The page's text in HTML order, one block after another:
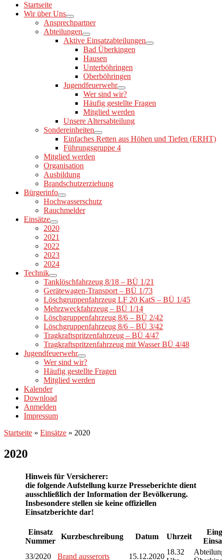
Startseite
Wir über Uns
Ansprechpartner
Abteilungen
Aktive Einsatzabteilungen
Bad Überkingen
Hausen
Unterböhringen
Oberböhringen
Jugendfeuerwehr
Wer sind wir?
Häufig gestellte Fragen
Mitglied werden
Unsere Altersabteilung
Sondereinheiten
Einfaches Retten aus Höhen und Tiefen (ERHT)
Führungsgruppe 4
Mitglied werden
Organisation
Ausbildung
Brandschutzerziehung
Bürgerinfo
Hochwasserschutz
Rauchmelder
Einsätze
2020
2021
2022
2023
2024
Technik
Tanklöschfahrzeug 8/18 – BÜ 1/21
Gerätewagen-Transport – BÜ 1/73
Löschgruppenfahrzeug LF 20 KatS – BÜ 1/45
Mehrzweckfahrzeug – BÜ 1/14
Löschgruppenfahrzeug 8/6 – BÜ 2/42
Löschgruppenfahrzeug 8/6 – BÜ 3/42
Tragkraftspritzenfahrzeug – BÜ 4/47
Tragkraftspritzenfahrzeug mit Wasser BÜ 4/48
Jugendfeuerwehr
Wer sind wir?
Häufig gestellte Fragen
Mitglied werden
Kalender
Download
Anmelden
Impressum
Startseite » Einsätze » 2020
2020
Hinweis für Versicherer:
die folgende Aufstellung kurze Presseberichte dient
ausschließlich der Information der Bevölkerung.
Insbesondere stellen sie keine offiziellen
Einsatzberichte dar!
Einsatz
Nummer
Kurzbeschreibung Datum Uhrzeit
33/2020
Brand ausserorts 15.12.2020
18.32